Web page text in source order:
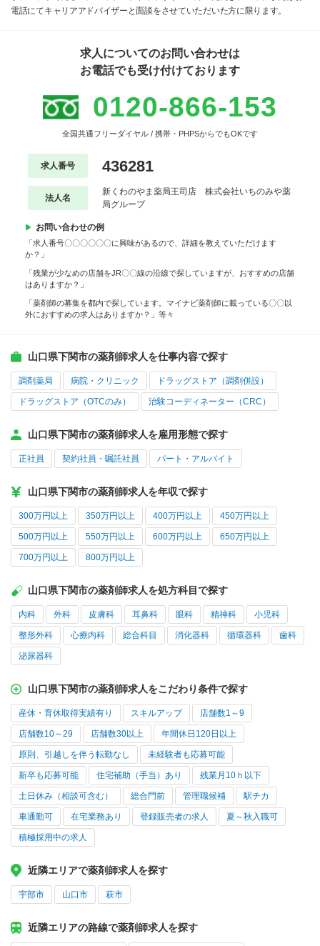
電話にてキャリアアドバイザーと面談をさせていただいた方に限ります。
求人についてのお問い合わせは
お電話でも受け付けております
0120-866-153
全国共通フリーダイヤル / 携帯・PHPSからでもOKです
求人番号 436281
法人名
新くわのやま薬局王司店 株式会社いちのみや薬
局グループ
お問い合わせの例
「求人番号〇〇〇〇〇〇に興味があるので、詳細を教えていただけます
か？」
「残業が少なめの店舗をJR〇〇線の沿線で探していますが、おすすめの店舗
はありますか？」
「薬剤師の募集を都内で探しています。マイナビ薬剤師に載っている〇〇以
外におすすめの求人はありますか？」等々
山口県下関市の薬剤師求人を仕事内容で探す
調剤薬局 病院・クリニック ドラッグストア（調剤併設）
ドラッグストア（OTCのみ） 治験コーディネーター（CRC）
山口県下関市の薬剤師求人を雇用形態で探す
正社員 契約社員・嘱託社員 パート・アルバイト
山口県下関市の薬剤師求人を年収で探す
300万円以上 350万円以上 400万円以上 450万円以上
500万円以上 550万円以上 600万円以上 650万円以上
700万円以上 800万円以上
山口県下関市の薬剤師求人を処方科目で探す
内科 外科 皮膚科 耳鼻科 眼科 精神科 小児科
整形外科 心療内科 総合科目 消化器科 循環器科 歯科
泌尿器科
山口県下関市の薬剤師求人をこだわり条件で探す
産休・育休取得実績有り スキルアップ 店舗数1～9
店舗数10～29 店舗数30以上 年間休日120日以上
原則、引越しを伴う転勤なし 未経験者も応募可能
新卒も応募可能 住宅補助（手当）あり 残業月10ｈ以下
土日休み（相談可含む） 総合門前 管理職候補 駅チカ
車通勤可 在宅業務あり 登録販売者の求人 夏～秋入職可
積極採用中の求人
近隣エリアで薬剤師求人を探す
宇部市 山口市 萩市
近隣エリアの路線で薬剤師求人を探す